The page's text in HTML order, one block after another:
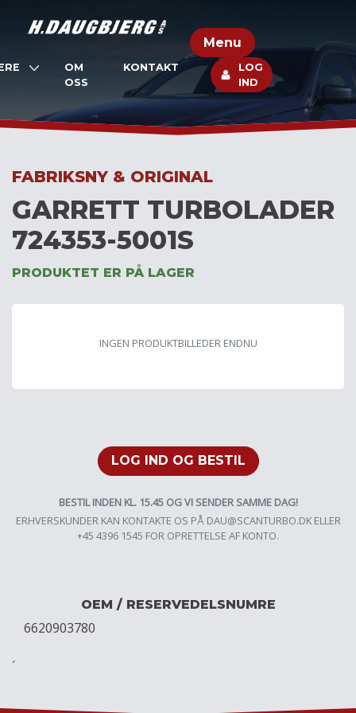
Menu
OM
OSS
KONTAKT
LOG
IND
FABRIKSNY & ORIGINAL
GARRETT TURBOLADER
724353-5001S
PRODUKTET ER PÅ LAGER
INGEN PRODUKTBILLEDER ENDNU
LOG IND OG BESTIL
BESTIL INDEN KL. 15.45 OG VI SENDER SAMME DAG!
ERHVERSKUNDER KAN KONTAKTE OS PÅ DAU@SCANTURBO.DKELLER
+45 4396 1545 FOR OPRETTELSE AF KONTO.
OEM / RESERVEDELSNUMRE
6620903780
´